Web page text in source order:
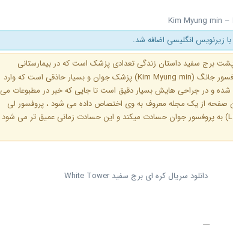
Kim Myung min –
زیرنویس انگلیسی اضافه شد.
برج سفید داستان زندگی تعدادی پزشک است که در بیمارستانی
کارمیکنند ، پرفسور جانگ (Kim Myung min) پزشک جوان و بسیار حاذقی است که وارد
و در جراحی هایش بسیار دقیق است تا جایی که خبر در مطبوعات می
صفحه از یک مجله معروف به وی اختصاص داده می شود ، پروفسور لی
(Lee Jung Gil) به پروفسور جوان حسادت میکند و این حسادت زمانی عمیق تر می شود
دانلود سریال کره ای برج سفید White Tower